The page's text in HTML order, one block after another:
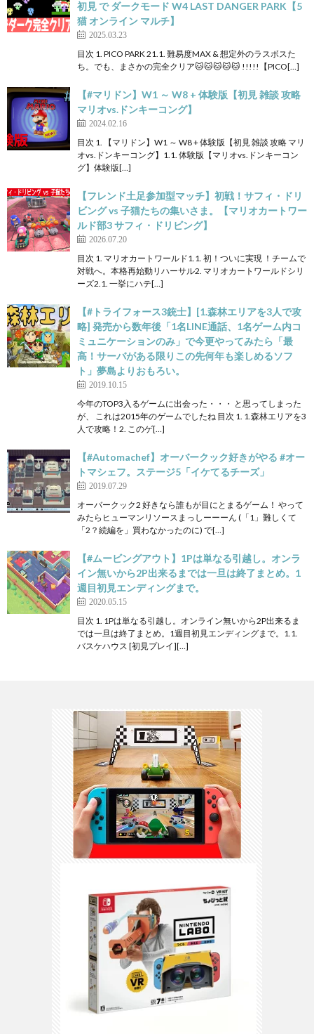
初見 で ダークモード W4 LAST DANGER PARK【5
猫 オンライン マルチ】
2025.03.23
目次 1. PICO PARK 21.1. 難易度MAX & 想定外のラスボスた
ち。でも、まさかの完全クリア🐱🐱🐱🐱🐱 !!!!!【PICO[…]
【#マリドン】W1 ～ W8 + 体験版【初見 雑談 攻略
マリオvs.ドンキーコング】
2024.02.16
目次 1. 【マリドン】W1 ～ W8 + 体験版【初見 雑談 攻略 マリ
オvs.ドンキーコング】1.1. 体験版【マリオvs.ドンキーコン
グ】体験版[…]
【フレンド土足参加型マッチ】初戦！サフィ・ドリ
ビング vs 子猫たちの集いさま。【マリオカートワー
ルド部3 サフィ・ドリビング】
2026.07.20
目次 1. マリオカートワールド1.1. 初！ついに実現 ！チームで
対戦へ。本格再始動リハーサル2. マリオカートワールドシリ
ーズ2.1. 一挙にハテ[…]
【#トライフォース3銃士】[1.森林エリアを3人で攻
略] 発売から数年後「1名LINE通話、1名ゲーム内コ
ミュニケーションのみ」で今更やってみたら「最
高！サーバがある限りこの先何年も楽しめるソフ
ト」夢島よりおもろい。
2019.10.15
今年のTOP3入るゲームに出会った・・・ と思ってしまった
が、 これは2015年のゲームでしたね 目次 1. 1.森林エリアを3
人で攻略！2. このゲ[…]
【#Automachef】オーバークック好きがやる #オー
トマシェフ。ステージ5「イケてるチーズ」
2019.07.29
オーバークック2 好きなら誰もが目にとまるゲーム！ やって
みたらヒューマンリソースまっしーーーん (「1」難しくて
「2？続編を」買わなかったのに) で[…]
【#ムービングアウト】1Pは単なる引越し。オンラ
イン無いから2P出来るまでは一旦は終了まとめ。1
週目初見エンディングまで。
2020.05.15
目次 1. 1Pは単なる引越し。オンライン無いから2P出来るま
では一旦は終了まとめ。1週目初見エンディングまで。1.1.
バスケハウス [初見プレイ][…]